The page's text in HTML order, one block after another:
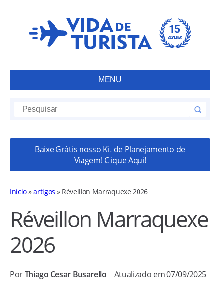
MENU
Baixe Grátis nosso Kit de Planejamento de
Viagem! Clique Aqui!
Início »artigos » Réveillon Marraquexe 2026
Réveillon Marraquexe
2026
PorThiago Cesar Busarello | Atualizado em 07/09/2025